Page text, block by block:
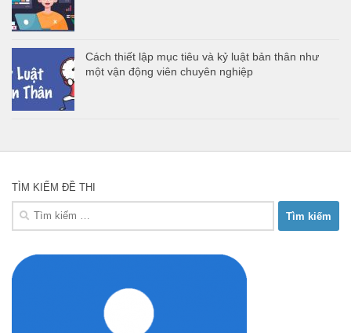
Cách thiết lập mục tiêu và kỷ luật bản thân như
một vận động viên chuyên nghiệp
TÌM KIẾM ĐỀ THI
Tìm
kiếm